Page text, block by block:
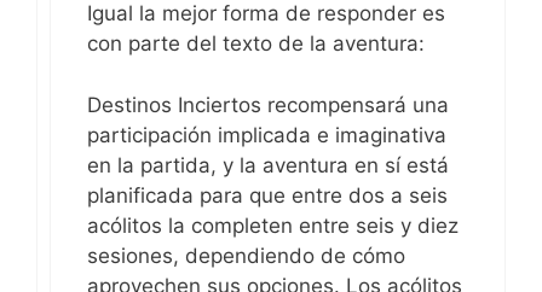
Igual la mejor forma de responder es
con parte del texto de la aventura:
Destinos Inciertos recompensará una
participación implicada e imaginativa
en la partida, y la aventura en sí está
planificada para que entre dos a seis
acólitos la completen entre seis y diez
sesiones, dependiendo de cómo
aprovechen sus opciones. Los acólitos